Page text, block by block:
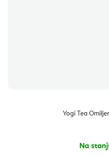
Yogi Tea
Na